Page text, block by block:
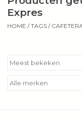
Bestek
Kookboeken
Bakken
Expres
HOME /TAGS /